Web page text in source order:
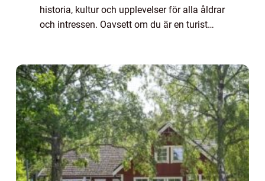
historia, kultur och upplevelser för alla åldrar
och intressen. Oavsett om du är en turist